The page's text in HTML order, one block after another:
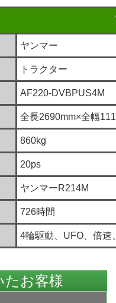
ヤンマー
トラクター
AF220-DVBPUS4M
全長2690mm×全幅
860kg
20ps
ヤンマーR214M
726時間
4輪駆動、UFO、倍速
たお客様